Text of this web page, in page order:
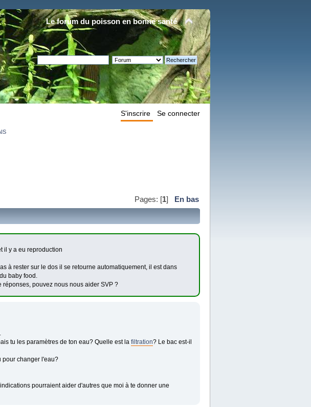
Le forum du poisson en bonne santé
Se connecter
S'inscrire
Pages: [1] En bas
il y a eu reproduction
à rester sur le dos il se retourne automatiquement, il est dans
baby food.
pouvez nous nous aider SVP ?
tu les paramètres de ton eau? Quelle est la filtration? Le bac est-il
pour changer l'eau?
pourraient aider d'autres que moi à te donner une